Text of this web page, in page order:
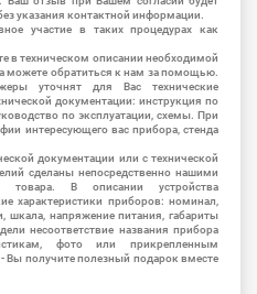
указания контактной информации.
участие в таких процедурах как
в техническом описании необходимой
можете обратиться к нам за помощью.
уточнят для Вас технические
документации: инструкция по
по эксплуатации, схемы. При
интересующего вас прибора, стенда
документации или с технической
сделаны непосредственно нашими
товара. В описании устройства
характеристики приборов: номинал,
шкала, напряжение питания, габариты
несоответствие названия прибора
фото или прикрепленным
получите полезный подарок вместе